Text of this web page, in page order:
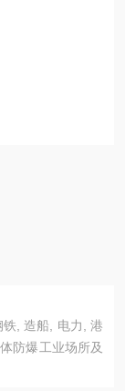
, 造船, 电力, 港
防爆工业场所及